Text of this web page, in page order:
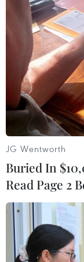
Lãi suất huy
chưa có dấu
03/09/2022 09:16
FAO: Giá
nhẹ trong tháng
03/09/2022 08:51
thế giới giảm
03/09/2022 08:33
JG Wentworth
Buried In
Read Page 2